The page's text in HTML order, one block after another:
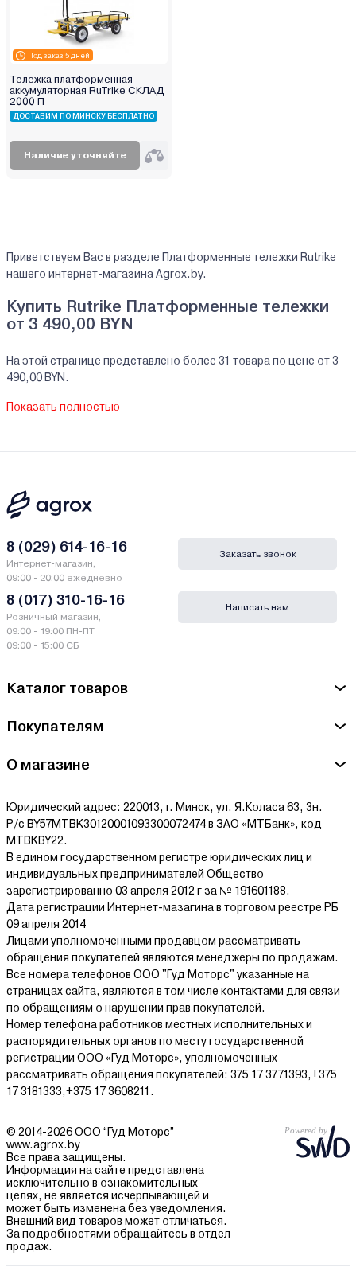
Под заказ 5 дней
Тележка платформенная
аккумуляторная RuTrike СКЛАД
2000 П
ДОСТАВИМ ПО МИНСКУ БЕСПЛАТНО
Наличие уточняйте
Приветствуем Вас в разделе Платформенные тележки Rutrike
нашего интернет-магазина Agrox.by.
Купить Rutrike Платформенные тележки
от 3 490,00 BYN
На этой странице представлено более 31 товара по цене от 3
490,00 BYN.
предоставляем официальную гарантию.
В нашем интернет-магазине Вы можете приобристи товары
Rutrike за наличный и безналичный расчет. А также в кредит,
ведущих банков Беларуси.
Гарантии и сервис - Платформенные тележки
Производитель Rutrike - Китай
здесь.
Показать полностью
Каталог товаров
Покупателям
О магазине
Юридический адрес: 220013, г. Минск, ул. Я.Коласа 63, 3н.
Р/с BY57MTBK30120001093300072474 в ЗАО «МТБанк», код
MTBKBY22.
В едином государственном регистре юридических лиц и
индивидуальных предпринимателей Общество
зарегистрированно 03 апреля 2012 г за № 191601188.
Дата регистрации Интернет-мазагина в торговом реестре РБ
09 апреля 2014
Лицами уполномоченными продавцом рассматривать
обращения покупателей являются менеджеры по продажам.
Все номера телефонов ООО "Гуд Моторс" указанные на
страницах сайта, являются в том числе контактами для связи
по обращениям о нарушении прав покупателей.
Номер телефона работников местных исполнительных и
распорядительных органов по месту государственной
регистрации ООО «Гуд Моторс», уполномоченных
рассматривать обращения покупателей: 375 17 3771393,+375
17 3181333,+375 17 3608211.
8 (029) 614-16-16
Интернет-магазин,
09:00 - 20:00 ежедневно
8 (017) 310-16-16
Розничный магазин,
09:00 - 19:00 ПН-ПТ
09:00 - 15:00 СБ
Заказать звонок
Написать нам
© 2014-2026 ООО “Гуд Моторс”
www.agrox.by
Все права защищены.
Информация на сайте представлена
исключительно в ознакомительных
целях, не является исчерпывающей и
может быть изменена без уведомления.
Внешний вид товаров может отличаться.
За подробностями обращайтесь в отдел
продаж.